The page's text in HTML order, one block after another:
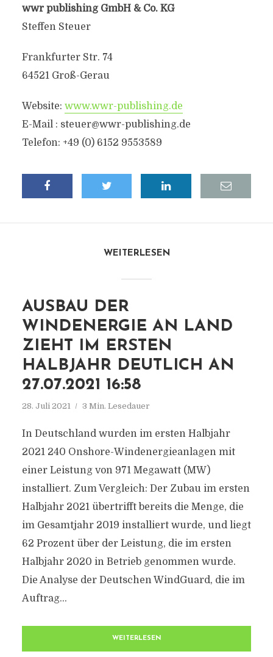
wwr publishing GmbH & Co. KG
Steffen Steuer
Frankfurter Str. 74
64521 Groß-Gerau
Website: www.wwr-publishing.de
E-Mail : steuer@wwr-publishing.de
Telefon: +49 (0) 6152 9553589
WEITERLESEN
AUSBAU DER
WINDENERGIE AN LAND
ZIEHT IM ERSTEN
HALBJAHR DEUTLICH AN
27.07.2021 16:58
28. Juli 2021 3 Min. Lesedauer
In Deutschland wurden im ersten Halbjahr
2021 240 Onshore-Windenergieanlagen mit
einer Leistung von 971 Megawatt (MW)
installiert. Zum Vergleich: Der Zubau im ersten
Halbjahr 2021 übertrifft bereits die Menge, die
im Gesamtjahr 2019 installiert wurde, und liegt
62 Prozent über der Leistung, die im ersten
Halbjahr 2020 in Betrieb genommen wurde.
Die Analyse der Deutschen WindGuard, die im
Auftrag...
WEITERLESEN